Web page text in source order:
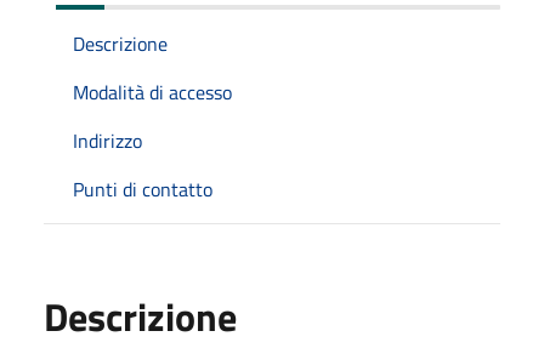
Descrizione
Modalità di accesso
Indirizzo
Punti di contatto
Descrizione